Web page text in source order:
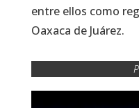
entre ellos como
Oaxaca de Juárez.